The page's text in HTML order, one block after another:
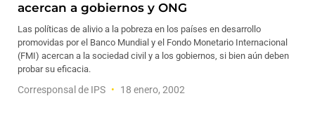
acercan a gobiernos y ONG
Las políticas de alivio a la pobreza en los países en desarrollo
promovidas por el Banco Mundial y el Fondo Monetario Internacional
(FMI) acercan a la sociedad civil y a los gobiernos, si bien aún deben
probar su eficacia.
Corresponsal de IPS 18 enero, 2002